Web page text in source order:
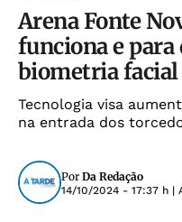
Arena Fonte
funciona e para
biometria facial
Tecnologia visa
na entrada dos
Por Da Redação
14/10/2024 - 17:37 h |